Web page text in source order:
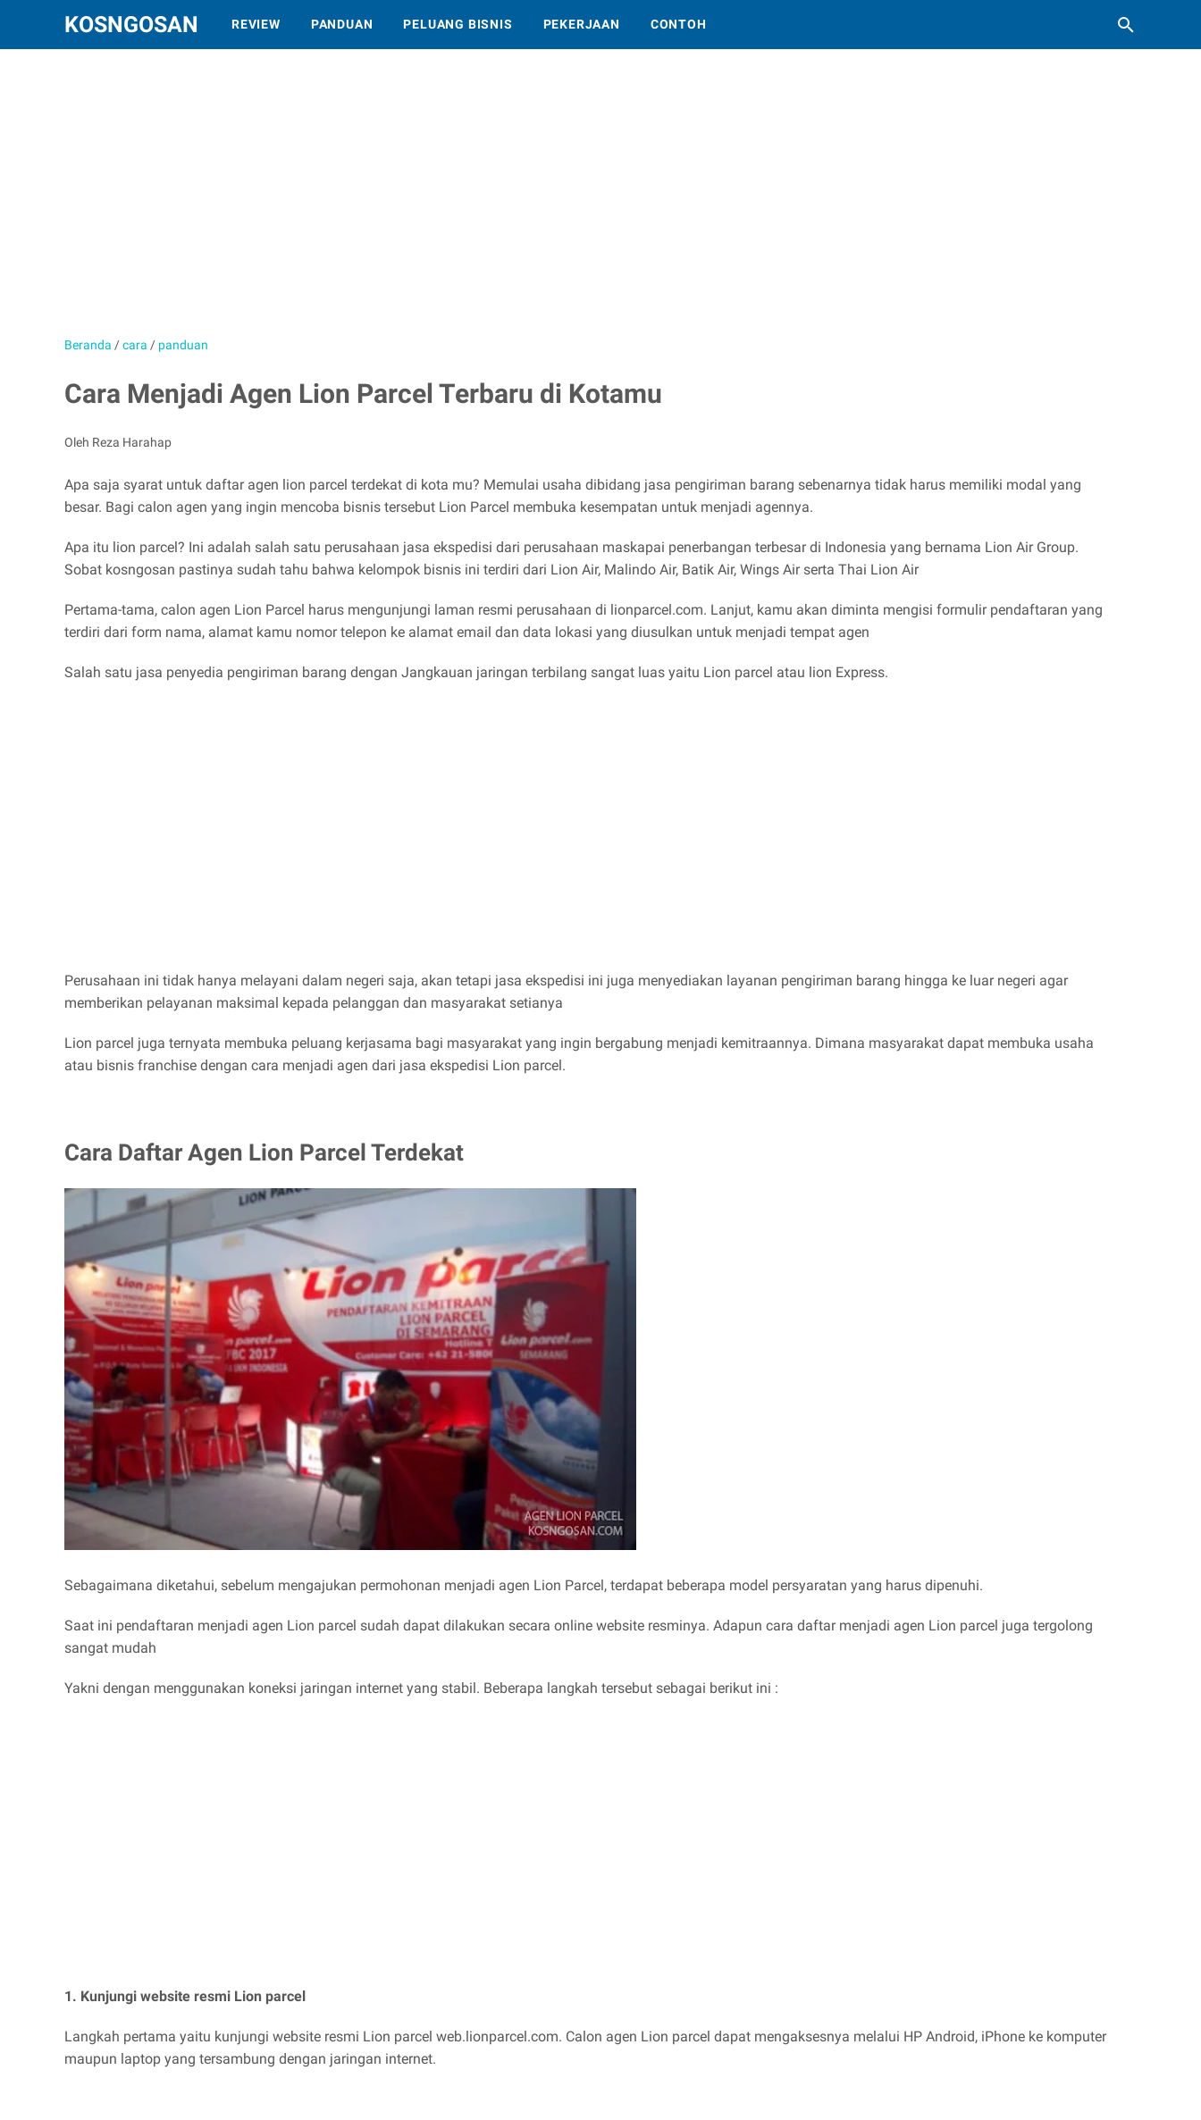
KOSNGOSAN REVIEW PANDUAN PELUANG BISNIS PEKERJAAN CONTOH
Beranda /cara / panduan
Cara Menjadi Agen Lion Parcel Terbaru di Kotamu
Oleh Reza Harahap
Apa saja syarat untuk daftar agen lion parcel terdekat di kota mu? Memulai usaha dibidang jasa pengiriman barang sebenarnya tidak harus memiliki modal yang
besar. Bagi calon agen yang ingin mencoba bisnis tersebut Lion Parcel membuka kesempatan untuk menjadi agennya.
Apa itu lion parcel? Ini adalah salah satu perusahaan jasa ekspedisi dari perusahaan maskapai penerbangan terbesar di Indonesia yang bernama Lion Air Group.
Sobat kosngosan pastinya sudah tahu bahwa kelompok bisnis ini terdiri dari Lion Air, Malindo Air, Batik Air, Wings Air serta Thai Lion Air
Pertama-tama, calon agen Lion Parcel harus mengunjungi laman resmi perusahaan di lionparcel.com. Lanjut, kamu akan diminta mengisi formulir pendaftaran yang
terdiri dari form nama, alamat kamu nomor telepon ke alamat email dan data lokasi yang diusulkan untuk menjadi tempat agen
Salah satu jasa penyedia pengiriman barang dengan Jangkauan jaringan terbilang sangat luas yaitu Lion parcel atau lion Express.
Perusahaan ini tidak hanya melayani dalam negeri saja, akan tetapi jasa ekspedisi ini juga menyediakan layanan pengiriman barang hingga ke luar negeri agar
memberikan pelayanan maksimal kepada pelanggan dan masyarakat setianya
Lion parcel juga ternyata membuka peluang kerjasama bagi masyarakat yang ingin bergabung menjadi kemitraannya. Dimana masyarakat dapat membuka usaha
atau bisnis franchise dengan cara menjadi agen dari jasa ekspedisi Lion parcel.
Cara Daftar Agen Lion Parcel Terdekat
Sebagaimana diketahui, sebelum mengajukan permohonan menjadi agen Lion Parcel, terdapat beberapa model persyaratan yang harus dipenuhi.
Saat ini pendaftaran menjadi agen Lion parcel sudah dapat dilakukan secara online website resminya. Adapun cara daftar menjadi agen Lion parcel juga tergolong
sangat mudah
Yakni dengan menggunakan koneksi jaringan internet yang stabil. Beberapa langkah tersebut sebagai berikut ini :
1. Kunjungi website resmi Lion parcel
Langkah pertama yaitu kunjungi website resmi Lion parcel web.lionparcel.com. Calon agen Lion parcel dapat mengaksesnya melalui HP Android, iPhone ke komputer
maupun laptop yang tersambung dengan jaringan internet.